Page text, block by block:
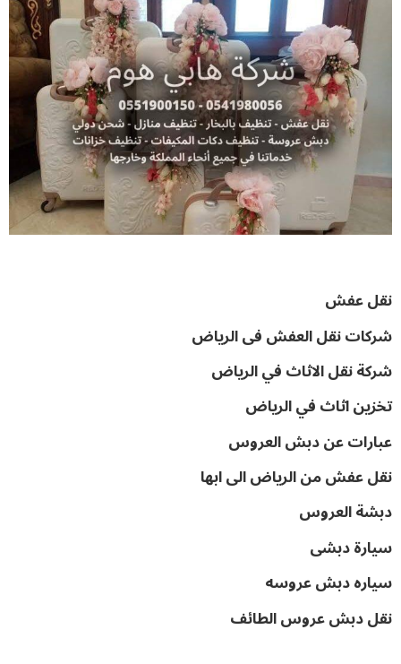
نقل عفش
شركات نقل العفش فى الرياض
شركة نقل الاثاث في الرياض
تخزين اثاث في الرياض
عبارات عن دبش العروس
نقل عفش من الرياض الى ابها
دبشة العروس
سيارة دبشى
سياره دبش عروسه
نقل دبش عروس الطائف